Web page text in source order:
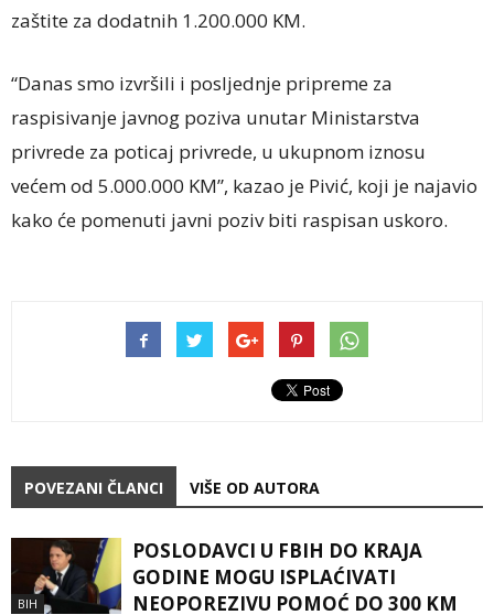
zaštite za dodatnih 1.200.000 KM.
“Danas smo izvršili i posljednje pripreme za
raspisivanje javnog poziva unutar Ministarstva
privrede za poticaj privrede, u ukupnom iznosu
većem od 5.000.000 KM”, kazao je Pivić, koji je najavio
kako će pomenuti javni poziv biti raspisan uskoro.
POVEZANI ČLANCI VIŠE OD AUTORA
BIH
POSLODAVCI U FBIH DO KRAJA
GODINE MOGU ISPLAĆIVATI
NEOPOREZIVU POMOĆ DO 300 KM